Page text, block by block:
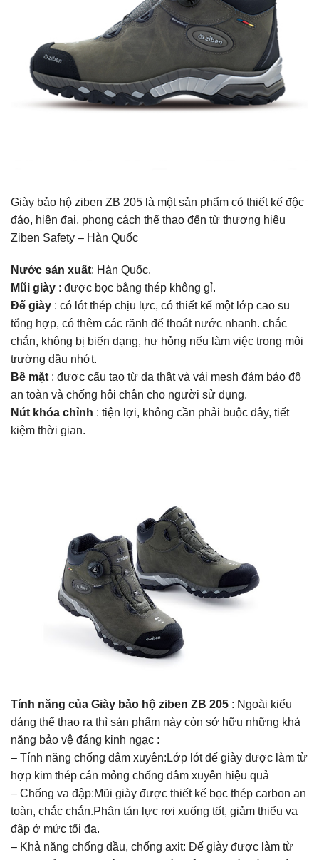
Giày bảo hộ ziben ZB 205 là một sản phẩm có thiết kế độc
đáo, hiện đại, phong cách thể thao đến từ thương hiệu
Ziben Safety – Hàn Quốc
Nước sản xuất: Hàn Quốc.
Mũi giày : được bọc bằng thép không gỉ.
Đế giày : có lót thép chịu lực, có thiết kế một lớp cao su
tổng hợp, có thêm các rãnh để thoát nước nhanh. chắc
chắn, không bị biến dạng, hư hỏng nếu làm việc trong môi
trường dầu nhớt.
Bề mặt : được cấu tạo từ da thật và vải mesh đảm bảo độ
an toàn và chống hôi chân cho người sử dụng.
Nút khóa chỉnh : tiện lợi, không cần phải buộc dây, tiết
kiệm thời gian.
Tính năng của Giày bảo hộ ziben ZB 205 : Ngoài kiểu
dáng thể thao ra thì sản phẩm này còn sở hữu những khả
năng bảo vệ đáng kinh ngạc :
– Tính năng chống đâm xuyên:Lớp lót đế giày được làm từ
hợp kim thép cán mỏng chống đâm xuyên hiệu quả
– Chống va đập:Mũi giày được thiết kế bọc thép carbon an
toàn, chắc chắn.Phân tán lực rơi xuống tốt, giảm thiểu va
đập ở mức tối đa.
– Khả năng chống dầu, chống axit: Đế giày được làm từ